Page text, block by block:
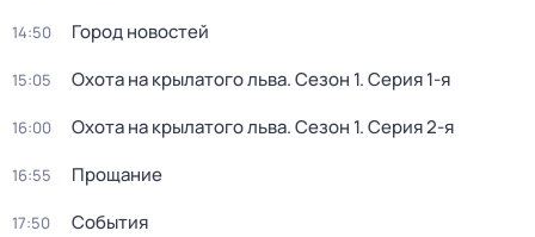
14:50 Город новостей
15:05 Охота на крылатого льва. Сезон 1. Серия 1-я
16:00 Охота на крылатого льва. Сезон 1. Серия 2-я
16:55 Прощание
17:50 События